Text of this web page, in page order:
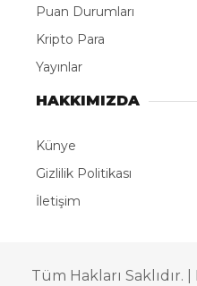
Puan Durumları
Kripto Para
Yayınlar
HAKKIMIZDA
Künye
Gizlilik Politikası
İletişim
Tüm Hakları Saklıdır. |